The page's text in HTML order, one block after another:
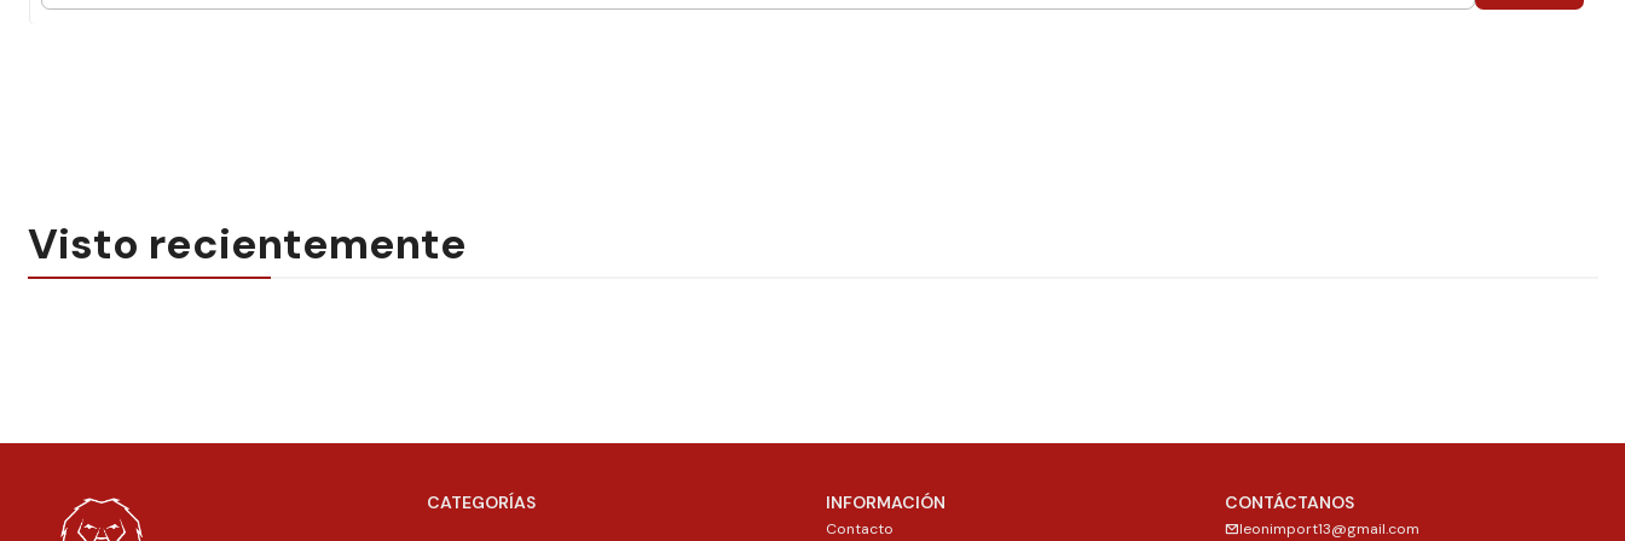
Visto recientemente
CATEGORÍAS INFORMACIÓN
Contacto
CONTÁCTANOS
leonimport13@gmail.com